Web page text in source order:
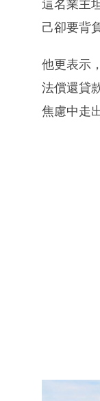
這名業主
己卻要背
他更表示
法償還貸
焦慮中走